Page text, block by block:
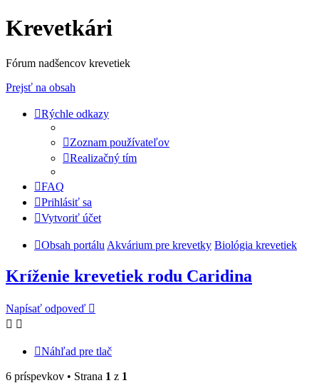
Krevetkári
Fórum nadšencov krevetiek
Prejsť na obsah
Rýchle odkazy
Zoznam používateľov
Realizačný tím
FAQ
Prihlásiť sa
Vytvoriť účet
Obsah portálu Akvárium pre krevetky Biológia krevetiek
Kríženie krevetiek rodu Caridina
Napísať odpoveď
Náhľad pre tlač
6 príspevkov • Strana 1 z 1